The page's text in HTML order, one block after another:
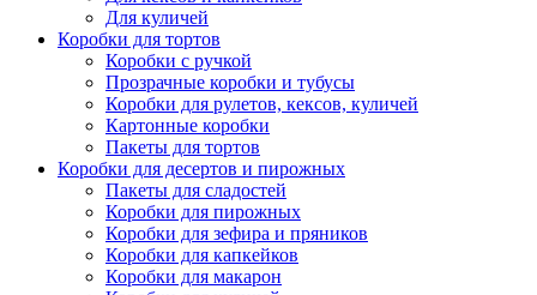
Для куличей
Коробки для тортов
Коробки с ручкой
Прозрачные коробки и тубусы
Коробки для рулетов, кексов, куличей
Картонные коробки
Пакеты для тортов
Коробки для десертов и пирожных
Пакеты для сладостей
Коробки для пирожных
Коробки для зефира и пряников
Коробки для капкейков
Коробки для макарон